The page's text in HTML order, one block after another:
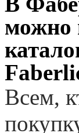
можно
Всем,